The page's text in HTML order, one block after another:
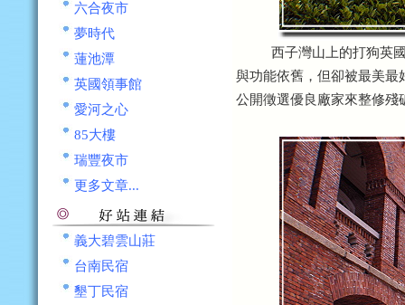
六合夜市
夢時代
蓮池潭
英國領事館
愛河之心
85大樓
瑞豐夜市
更多文章...
義大碧雲山莊
台南民宿
墾丁民宿
西子灣山上的打狗英國
與功能依舊，但卻被最美最
公開徵選優良廠家來整修